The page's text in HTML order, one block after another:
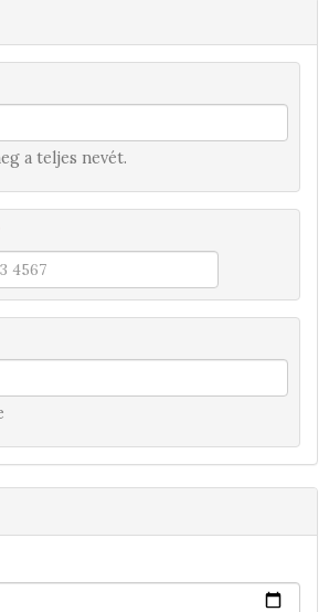
a teljes nevét.